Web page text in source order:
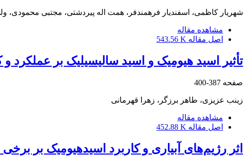
شهریار کاظمی، اسفندیار فرهمندفر، همت اله پیردشتی، مجتبی محمودی، ولی
مشاهده مقاله
اصل مقاله 543.56 K
تأثیر اسید هیومیک و اسید سالیسیلیک بر
صفحه 387-400
زینب عزیزی، طاهر برزگر، زهرا قهرمانی
مشاهده مقاله
اصل مقاله 452.88 K
اثر رژیم‌های آبیاری و کاربرد اسیدهیومیک بر